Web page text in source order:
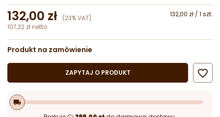
132,00 zł (23% VAT)
132,00 zł / 1 szt.
107,32 zł netto
Produkt na zamówienie
ZAPYTAJ O PRODUKT 
local_shipping